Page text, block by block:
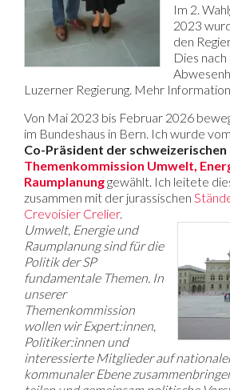
Im 2.
2023
den
Dies
Luzerner Regierung. Mehr
Von Mai 2023 bis Februar 2026
im Bundeshaus in Bern. Ich wurde vom
Co-Präsident der schweizerischen
Themenkommission Umwelt,
Raumplanunggewählt. Ich leitete
zusammen mit der jurassischen
Crevoisier Crelier.
Umwelt, Energie und
Raumplanung sind für die
Politik der SP
fundamentale Themen. In
unserer
Themenkommission
wollen wir Expert:innen,
Politiker:innen und
interessierte Mitglieder auf
kommunaler Ebene